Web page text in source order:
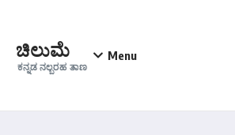
ಚಿಲುಮೆ
ಕನ್ನಡ ನಲ್ಬರಹ ತಾಣ
Menu